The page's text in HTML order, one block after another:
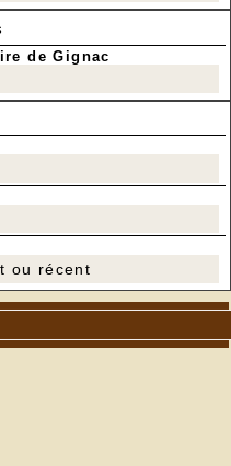
de Gignac
ou récent